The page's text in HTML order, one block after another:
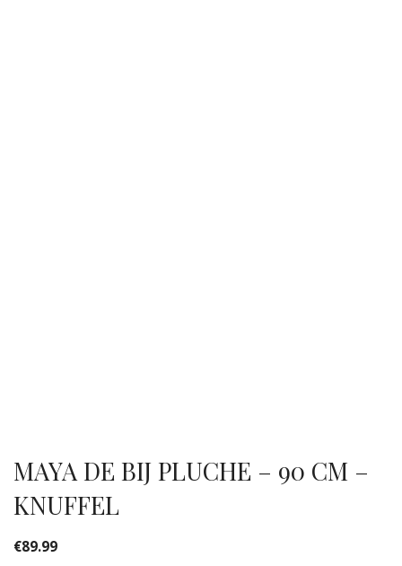
MAYA DE BIJ PLUCHE – 90 CM –
KNUFFEL
€89.99